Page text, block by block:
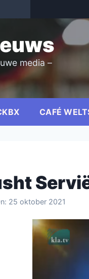
media –
CAFÉ
25 oktober 2021
Videospeler